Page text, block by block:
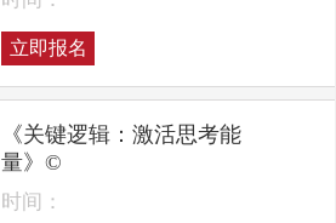
立即报名
《关键逻辑：激活思考能
量》©
时间：